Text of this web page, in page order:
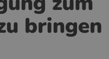
bringen